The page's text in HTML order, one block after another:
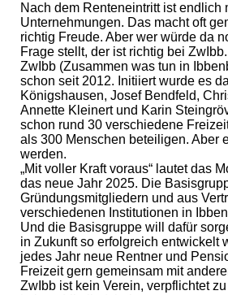
Nach dem Renteneintritt ist endlich
Unternehmungen. Das macht oft
richtig Freude. Aber wer würde da
Frage stellt, der ist richtig bei ZwIbb.
ZwIbb (Zusammen was tun in
schon seit 2012. Initiiert wurde es
Königshausen, Josef Bendfeld,
Annette Kleinert und Karin
schon rund 30 verschiedene
als 300 Menschen beteiligen. Aber
werden.
„Mit voller Kraft voraus“ lautet das
das neue Jahr 2025. Die
Gründungsmitgliedern und aus
verschiedenen Institutionen in
Und die Basisgruppe will dafür
in Zukunft so erfolgreich entwickelt
jedes Jahr neue Rentner und
Freizeit gern gemeinsam mit
ZwIbb ist kein Verein, verpflichtet